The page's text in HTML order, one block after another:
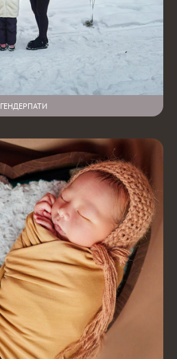
ГЕНДЕРПАТИ